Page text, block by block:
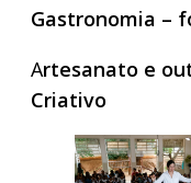
Gastronomia –
Artesanato e
Criativo